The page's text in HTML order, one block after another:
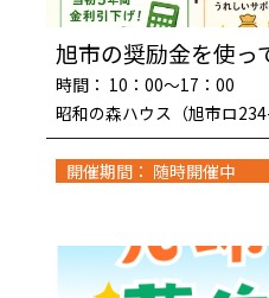
旭市の奨励金を使っ
時間： 10：00～17：00
昭和の森ハウス（旭市ロ234-
開催期間： 随時開催中